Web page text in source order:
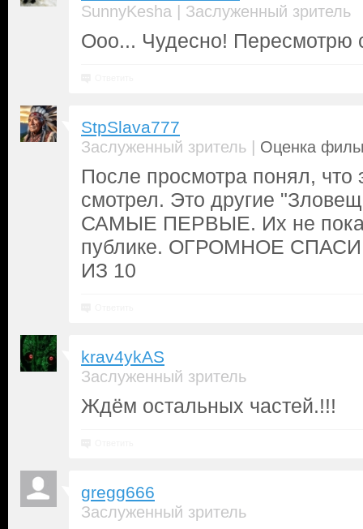
SunnyKesha | Заслуженный зритель
Ооо... Чудесно! Пересмотрю
StpSlava777
Заслуженный зритель | Оценка
После просмотра понял, что
смотрел. Это другие
САМЫЕ ПЕРВЫЕ. Их не
публике. ОГРОМНОЕ
ИЗ 10
krav4ykAS
Заслуженный зритель
Ждём остальных частей.!!!
gregg666
Заслуженный зритель